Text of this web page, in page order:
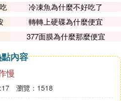
冷凍魚為什麼不好吃了
轉轉上硬碟為什麼便宜
377面膜為什麼那麼便宜
內容
慢
瀏覽：1518